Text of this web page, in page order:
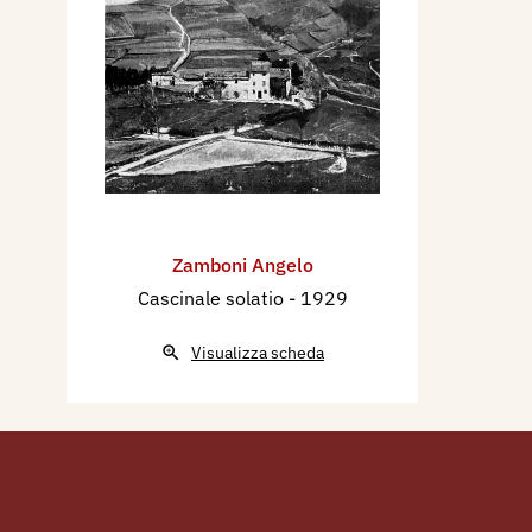
Nel 1926 interviene alla
sempre a Venezia, alla
Masa.
Nel 1927 figura alla XVIII^
Pesaro" a Venezia.
Nel 1928 partecipa alla
Venezia.
Nel 1929 partecipa alla 41^
Nel 1930 partecipa alla XVII
dipinto: Alla "barriera" del
Zamboni Angelo
Cascinale solatio - 1929
Visualizza scheda